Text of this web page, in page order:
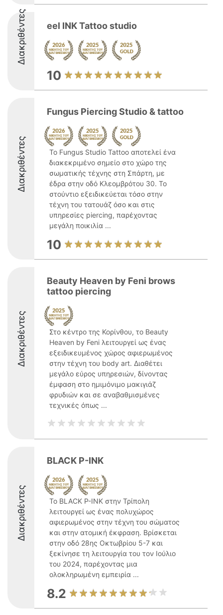
Διακριθέντες eel INK Tattoo studio
10
Διακριθέντες
Fungus Piercing Studio & tattoo
Το Fungus Studio Tattoo αποτελεί ένα
διακεκριμένο σημείο στο χώρο της
σωματικής τέχνης στη Σπάρτη, με
έδρα στην οδό Κλεομβρότου 30. Το
στούντιο εξειδικεύεται τόσο στην
τέχνη του τατουάζ όσο και στις
υπηρεσίες piercing, παρέχοντας
μεγάλη ποικιλία ...
10
Διακριθέντες
Beauty Heaven by Feni brows
tattoo piercing
Στο κέντρο της Κορίνθου, το Beauty
Heaven by Feni λειτουργεί ως ένας
εξειδικευμένος χώρος αφιερωμένος
στην τέχνη του body art. Διαθέτει
μεγάλο εύρος υπηρεσιών, δίνοντας
έμφαση στο ημιμόνιμο μακιγιάζ
φρυδιών και σε αναβαθμισμένες
τεχνικές όπως ...
Διακριθέντες
BLACK P-INK
Το BLACK P-INK στην Τρίπολη
λειτουργεί ως ένας πολυχώρος
αφιερωμένος στην τέχνη του σώματος
και στην ατομική έκφραση. Βρίσκεται
στην οδό 28ης Οκτωβρίου 5-7 και
ξεκίνησε τη λειτουργία του τον Ιούλιο
του 2024, παρέχοντας μια
ολοκληρωμένη εμπειρία ...
8.2